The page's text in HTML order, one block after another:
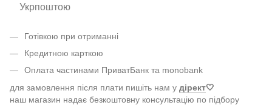
Укрпоштою
Готівкою при отриманні
Кредитною карткою
Оплата частинами ПриватБанк та monobank
для замовлення після плати пишіть нам у дірект🤍
наш магазин надає безкоштовну консультацію по підбору